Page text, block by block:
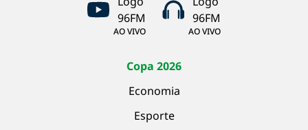
AO VIVO AO VIVO
Copa 2026
Economia
Esporte